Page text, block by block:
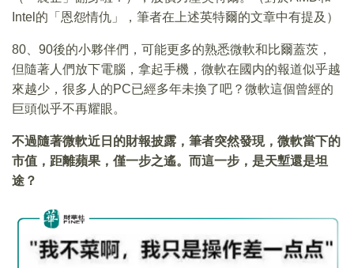
Intel的「恩怨情仇」，筆者在上述英特爾的文章中有提及）
80、90後的小夥伴們，可能更多的熟悉微軟和比爾蓋茨，
但隨著人們放下電腦，拿起手機，微軟在國内的報道似乎越
來越少，很多人的PC已經多年未換了吧？微軟這個曾經的
巨頭似乎不再耀眼。
不過隨著微軟近日的財報披露，筆者突然發現，微軟當下的
市值，距離蘋果，僅一步之遙。而這一步，是天塹還是坦
途？